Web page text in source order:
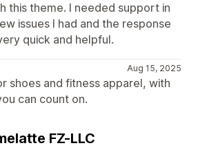
this theme. I needed support in
issues I had and the response
quick and helpful.
Aug 15, 2025
shoes and fitness apparel, with
can count on.
FZ-LLC